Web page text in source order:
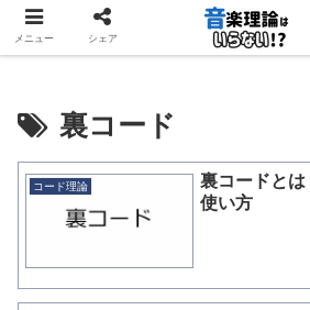
音楽理論を「学ぶ」のではなく「使
裏コード
コード理論
裏コードと
使い方
メニュー シェア